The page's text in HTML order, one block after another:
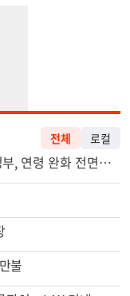
전체 로컬
"65세 복수국적 빗장 푸나"... 한국 정부, 연령 완화 전면 추진
불